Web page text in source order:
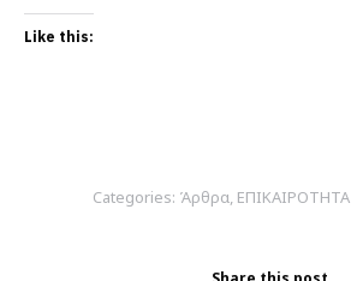
Like this:
Categories: Άρθρα, ΕΠΙΚΑΙΡΟΤΗΤΑ